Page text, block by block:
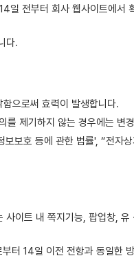
전부터 회사 웹사이트에서
다.
으로써 효력이 발생합니다.
제기하지 않는 경우에는 변
보호 등에 관한 법률', “전자
이트 내 쪽지기능, 팝업창, 유
터 14일 이전 전항과 동일한